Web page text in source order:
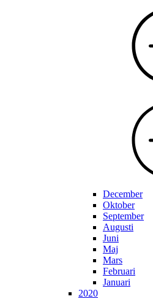
December
Oktober
September
Augusti
Juni
Maj
Mars
Februari
Januari
2020